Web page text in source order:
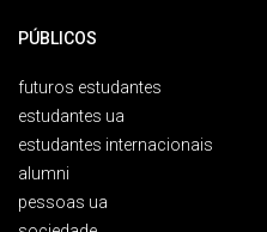
PÚBLICOS
futuros estudantes
estudantes ua
estudantes internacionais
alumni
pessoas ua